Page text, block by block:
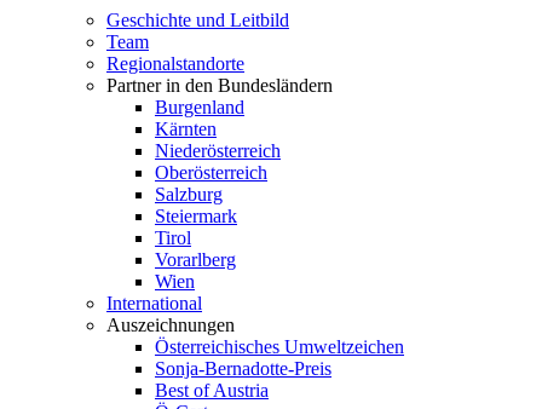
Geschichte und Leitbild
Team
Regionalstandorte
Partner in den Bundesländern
Burgenland
Kärnten
Niederösterreich
Oberösterreich
Salzburg
Steiermark
Tirol
Vorarlberg
Wien
International
Auszeichnungen
Österreichisches Umweltzeichen
Sonja-Bernadotte-Preis
Best of Austria